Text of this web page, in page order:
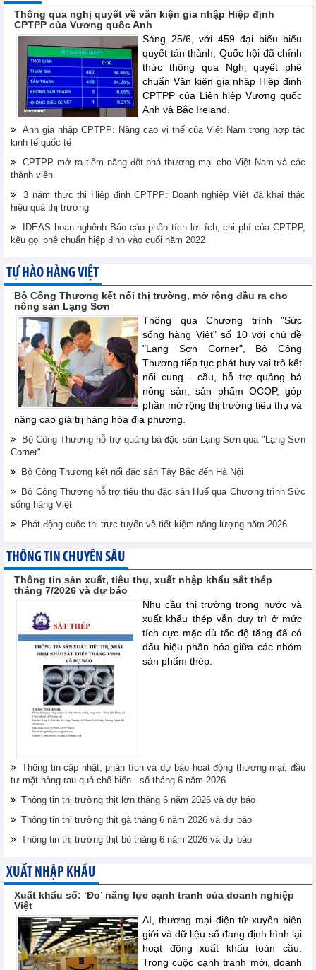
Thông qua nghị quyết về văn kiện gia nhập Hiệp định
CPTPP của Vương quốc Anh
Sáng 25/6, với 459 đại biểu biểu
quyết tán thành, Quốc hội đã chính
thức thông qua Nghị quyết phê
chuẩn Văn kiện gia nhập Hiệp định
CPTPP của Liên hiệp Vương quốc
Anh và Bắc Ireland.
Anh gia nhập CPTPP: Nâng cao vị thế của Việt Nam trong hợp tác
kinh tế quốc tế
CPTPP mở ra tiềm năng đột phá thương mại cho Việt Nam và các
thành viên
3 năm thực thi Hiệp định CPTPP: Doanh nghiệp Việt đã khai thác
hiệu quả thị trường
IDEAS hoan nghênh Báo cáo phân tích lợi ích, chi phí của CPTPP,
kêu gọi phê chuẩn hiệp định vào cuối năm 2022
TỰ HÀO HÀNG VIỆT
Bộ Công Thương kết nối thị trường, mở rộng đầu ra cho
nông sản Lạng Sơn
Thông qua Chương trình "Sức
sống hàng Việt" số 10 với chủ đề
"Lạng Sơn Corner", Bộ Công
Thương tiếp tục phát huy vai trò kết
nối cung - cầu, hỗ trợ quảng bá
nông sản, sản phẩm OCOP, góp
phần mở rộng thị trường tiêu thụ và
nâng cao giá trị hàng hóa địa phương.
Bộ Công Thương hỗ trợ quảng bá đặc sản Lạng Sơn qua "Lạng Sơn
Corner"
Bộ Công Thương kết nối đặc sản Tây Bắc đến Hà Nội
Bộ Công Thương hỗ trợ tiêu thụ đặc sản Huế qua Chương trình Sức
sống hàng Việt
Phát động cuộc thi trực tuyến về tiết kiệm năng lượng năm 2026
THÔNG TIN CHUYÊN SÂU
Thông tin sản xuất, tiêu thụ, xuất nhập khẩu sắt thép
tháng 7/2026 và dự báo
Nhu cầu thị trường trong nước và
xuất khẩu thép vẫn duy trì ở mức
tích cực mặc dù tốc độ tăng đã có
dấu hiệu phân hóa giữa các nhóm
sản phẩm thép.
Thông tin cập nhật, phân tích và dự báo hoạt động thương mại, đầu
tư mặt hàng rau quả chế biến - số tháng 6 năm 2026
Thông tin thị trường thịt lợn tháng 6 năm 2026 và dự báo
Thông tin thị trường thịt gà tháng 6 năm 2026 và dự báo
Thông tin thị trường thịt bò tháng 6 năm 2026 và dự báo
XUẤT NHẬP KHẨU
Xuất khẩu số: ‘Đo’ năng lực cạnh tranh của doanh nghiệp
Việt
AI, thương mại điện tử xuyên biên
giới và dữ liệu số đang định hình lại
hoạt động xuất khẩu toàn cầu.
Trong cuộc cạnh tranh mới, doanh